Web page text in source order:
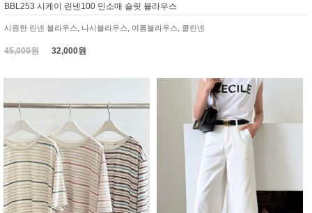
BBL253 시케이 린넨100 민소매 슬릿 블라우스
시원한 린넨 블라우스, 나시블라우스, 여름블라우스, 쿨린넨
45,000원 32,000원